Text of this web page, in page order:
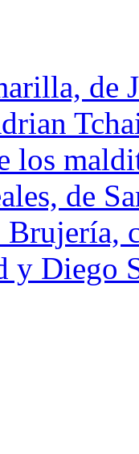
de
los
de
Brujería,
y Diego